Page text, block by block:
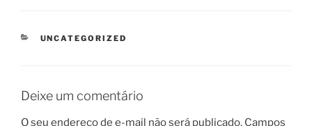
CATEGORIAS
UNCATEGORIZED
Deixe um comentário
O seu endereço de e-mail não será publicado. Campos